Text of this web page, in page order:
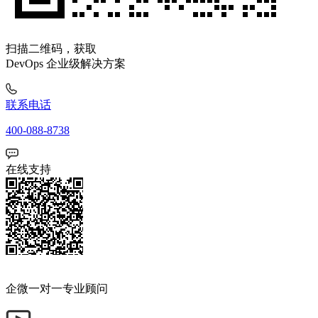
扫描二维码，获取
DevOps 企业级解决方案
联系电话
400-088-8738
在线支持
企微一对一专业顾问